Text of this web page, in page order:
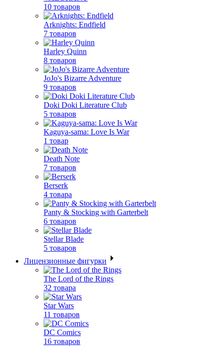
10 товаров
Arknights: Endfield
7 товаров
Harley Quinn
8 товаров
JoJo's Bizarre Adventure
9 товаров
Doki Doki Literature Club
5 товаров
Kaguya-sama: Love Is War
1 товар
Death Note
7 товаров
Berserk
4 товара
Panty & Stocking with Garterbelt
6 товаров
Stellar Blade
5 товаров
Лицензионные фигурки
The Lord of the Rings
32 товара
Star Wars
11 товаров
DC Comics
16 товаров